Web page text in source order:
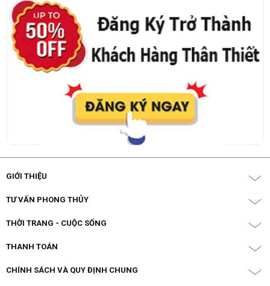
GIỚI THIỆU
TƯ VẤN PHONG THỦY
THỜI TRANG - CUỘC SỐNG
THANH TOÁN
CHÍNH SÁCH VÀ QUY ĐỊNH CHUNG